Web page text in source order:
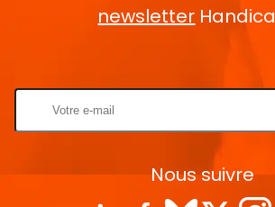
newsletter
Nous suivre